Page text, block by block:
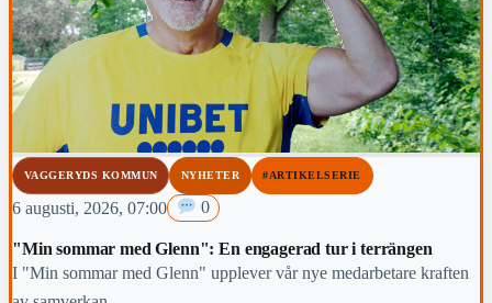
VAGGERYDS KOMMUN NYHETER #ARTIKELSERIE
6 augusti, 2026, 07:00 0
"Min sommar med Glenn": En engagerad tur i terrängen
I "Min sommar med Glenn" upplever vår nye medarbetare kraften